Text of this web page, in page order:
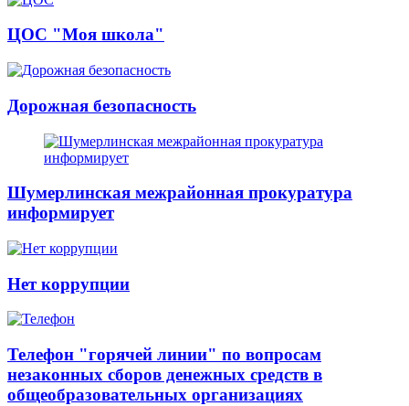
ЦОС "Моя школа"
Дорожная безопасность
Шумерлинская межрайонная прокуратура
информирует
Нет коррупции
Телефон "горячей линии" по вопросам
незаконных сборов денежных средств в
общеобразовательных организациях